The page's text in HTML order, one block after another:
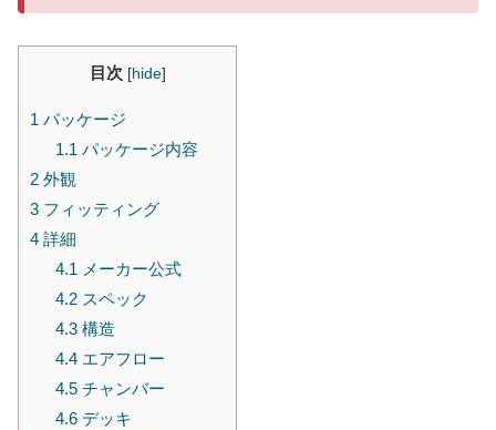
目次 [hide]
1 パッケージ
1.1パッケージ内容
2 外観
3 フィッティング
4 詳細
4.1メーカー公式
4.2スペック
4.3構造
4.4エアフロー
4.5チャンバー
4.6デッキ